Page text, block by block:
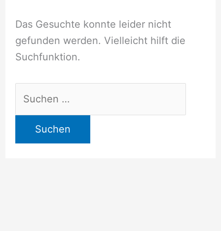
Das Gesuchte konnte leider nicht
gefunden werden. Vielleicht hilft die
Suchfunktion.
nach: